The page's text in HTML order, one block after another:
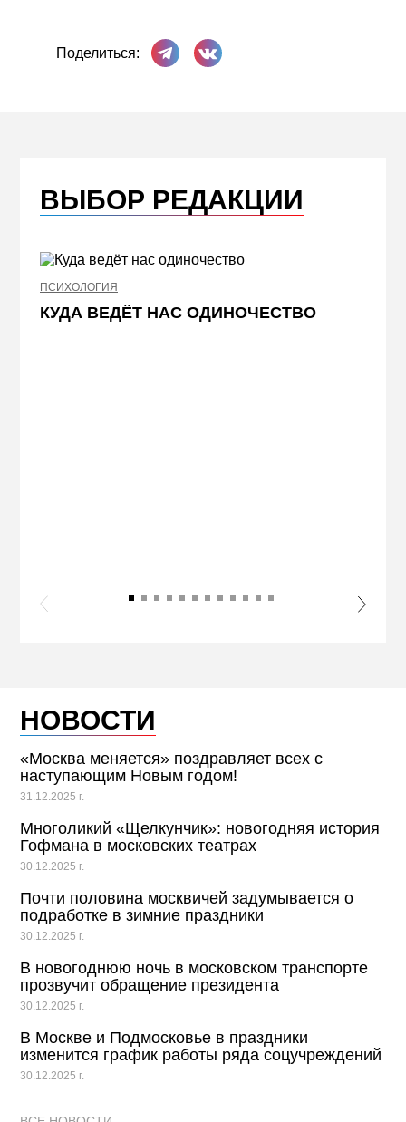
Поделиться:
Поделиться в Телеграме
Поделиться ВКонтакте
ВЫБОР РЕДАКЦИИ
ПСИХОЛОГИЯ
КУДА ВЕДЁТ НАС ОДИНОЧЕСТВО
Slide
Next
НОВОСТИ
«Москва меняется» поздравляет всех с
наступающим Новым годом!
31.12.2025 г.
Многоликий «Щелкунчик»: новогодняя история
Гофмана в московских театрах
30.12.2025 г.
Почти половина москвичей задумывается о
подработке в зимние праздники
30.12.2025 г.
В новогоднюю ночь в московском транспорте
прозвучит обращение президента
30.12.2025 г.
В Москве и Подмосковье в праздники
изменится график работы ряда соцучреждений
30.12.2025 г.